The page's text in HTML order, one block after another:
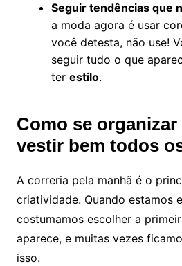
Seguir tendências que
a moda agora é usar
você detesta, não use!
seguir tudo o que
ter estilo.
Como se organizar
vestir bem todos
A correria pela manhã é o
criatividade. Quando estamos
costumamos escolher a
aparece, e muitas vezes
isso.